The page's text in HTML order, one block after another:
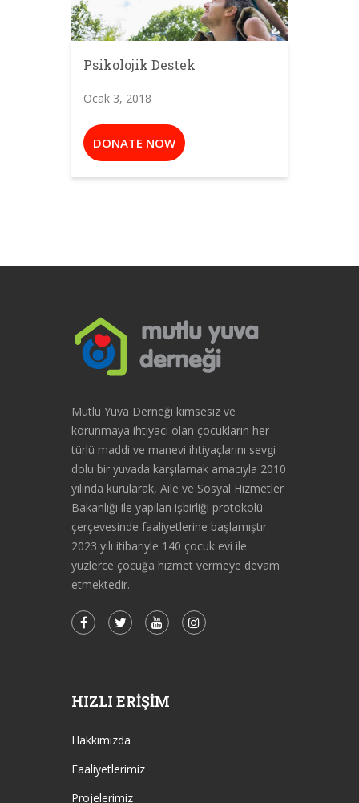
Psikolojik Destek
Ocak 3, 2018
DONATE NOW
Mutlu Yuva Derneği kimsesiz ve
korunmaya ihtiyacı olan çocukların her
türlü maddi ve manevi ihtiyaçlarını sevgi
dolu bir yuvada karşılamak amacıyla 2010
yılında kurularak, Aile ve Sosyal Hizmetler
Bakanlığı ile yapılan işbirliği protokolü
çerçevesinde faaliyetlerine başlamıştır.
2023 yılı itibariyle 140 çocuk evi ile
yüzlerce çocuğa hizmet vermeye devam
etmektedir.
HIZLI ERIŞIM
Hakkımızda
Faaliyetlerimiz
Projelerimiz